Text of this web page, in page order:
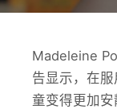
Madeleine
告显示，在
童变得更加安